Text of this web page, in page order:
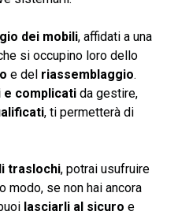
dei mobili, affidati a una
si occupino loro dello
e del riassemblaggio.
e complicati da gestire,
, ti permetterà di
traslochi, potrai usufruire
modo, se non hai ancora
lasciarli al sicuro e